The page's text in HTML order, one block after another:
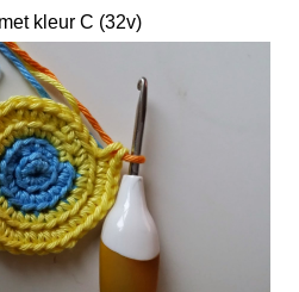
kleur C (32v)